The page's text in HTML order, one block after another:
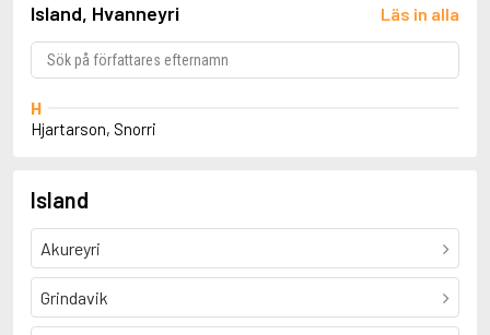
Island, Hvanneyri Läs in alla
H
Hjartarson, Snorri
Island
Akureyri
Grindavik